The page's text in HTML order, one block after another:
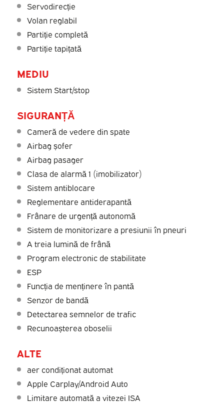
Servodirecție
Volan reglabil
Partiție completă
Partiție tapițată
MEDIU
Sistem Start/stop
SIGURANȚĂ
Cameră de vedere din spate
Airbag șofer
Airbag pasager
Clasa de alarmă 1 (imobilizator)
Sistem antiblocare
Reglementare antiderapantă
Frânare de urgență autonomă
Sistem de monitorizare a presiunii în pneuri
A treia lumină de frână
Program electronic de stabilitate
ESP
Funcția de menținere în pantă
Senzor de bandă
Detectarea semnelor de trafic
Recunoașterea oboselii
ALTE
aer condiționat automat
Apple Carplay/Android Auto
Limitare automată a vitezei ISA